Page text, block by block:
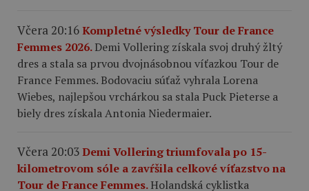
Včera 20:16Kompletné výsledky Tour de France
Femmes 2026.Demi Vollering získala svoj druhý žltý
dres a stala sa prvou dvojnásobnou víťazkou Tour de
France Femmes. Bodovaciu súťaž vyhrala Lorena
Wiebes, najlepšou vrchárkou sa stala Puck Pieterse a
biely dres získala Antonia Niedermaier.
Včera 20:03Demi Vollering triumfovala po 15-
kilometrovom sóle a zavŕšila celkové víťazstvo na
Tour de France Femmes.Holandská cyklistka